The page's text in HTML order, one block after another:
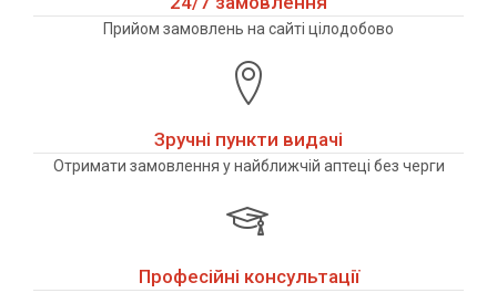
Прийом замовлень на сайті цілодобово
Зручні пункти видачі
Отримати замовлення у найближчій аптеці без черги
Професійні консультації